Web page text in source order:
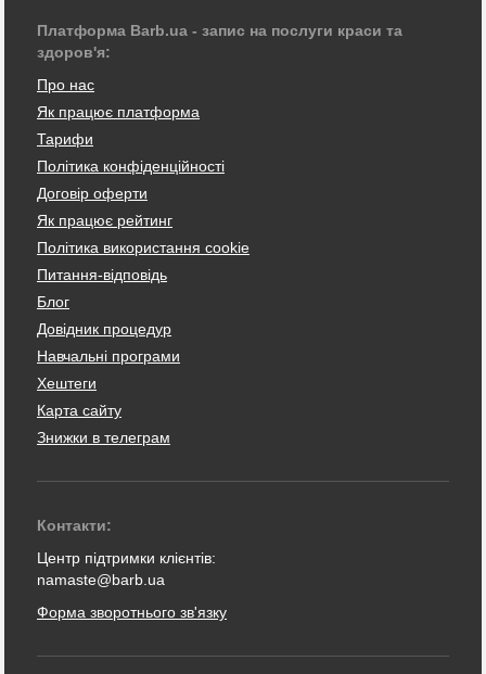
Платформа Barb.ua - запис на послуги краси та
здоров'я:
Про нас
Як працює платформа
Тарифи
Політика конфіденційності
Договір оферти
Як працює рейтинг
Політика використання cookie
Питання-відповідь
Блог
Довідник процедур
Навчальні програми
Хештеги
Карта сайту
Знижки в телеграм
Контакти:
Центр підтримки клієнтів:
namaste@barb.ua
Форма зворотнього зв'язку